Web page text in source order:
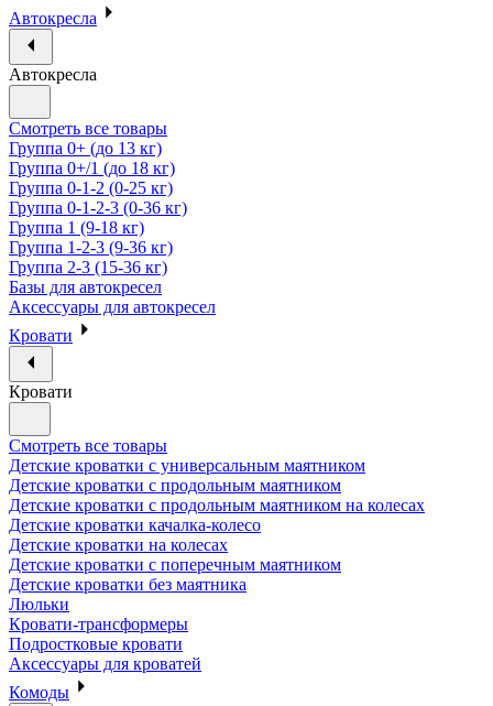
Автокресла
Автокресла
Смотреть все товары
Группа 0+ (до 13 кг)
Группа 0+/1 (до 18 кг)
Группа 0-1-2 (0-25 кг)
Группа 0-1-2-3 (0-36 кг)
Группа 1 (9-18 кг)
Группа 1-2-3 (9-36 кг)
Группа 2-3 (15-36 кг)
Базы для автокресел
Аксессуары для автокресел
Кровати
Кровати
Смотреть все товары
Детские кроватки с универсальным маятником
Детские кроватки с продольным маятником
Детские кроватки с продольным маятником на колесах
Детские кроватки качалка-колесо
Детские кроватки на колесах
Детские кроватки с поперечным маятником
Детские кроватки без маятника
Люльки
Кровати-трансформеры
Подростковые кровати
Аксессуары для кроватей
Комоды